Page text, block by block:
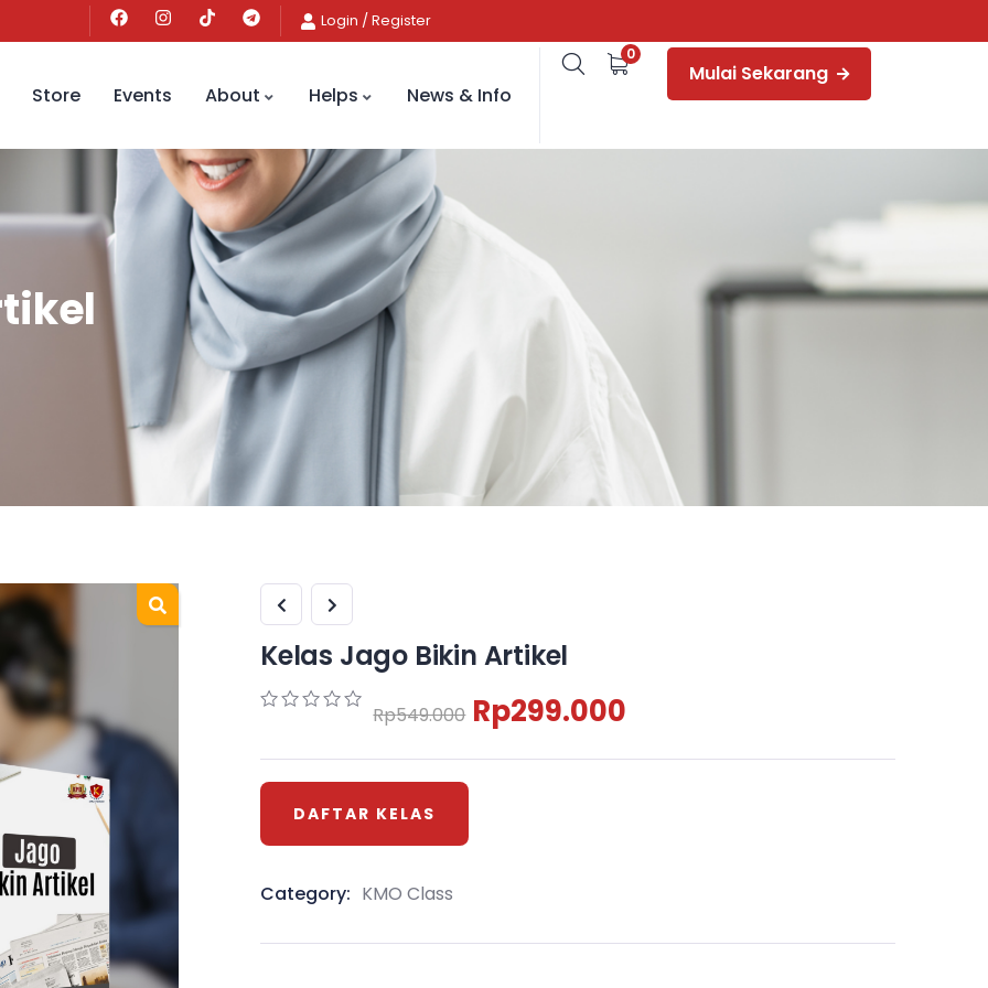
Login /Register
Store Events About Helps News & Info
0
Mulai Sekarang
Kelas Jago Bikin Artikel
of
based
customer
ratings
Rp549.000 Rp299.000
DAFTAR KELAS
Category: KMO Class